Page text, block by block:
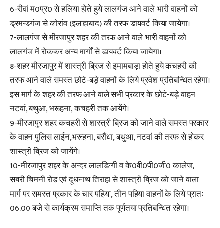
6-रीवां म0प्र0 से हलिया होते हुये लालगंज आने वाले भारी वाहनों को
ड्रमन्डगंज से कोरांव (इलाहाबाद) की तरफ डायवर्ट किया जायेगा।
7-लालगंज से मीरजापुर शहर की तरफ आने वाले भारी वाहनों को
लालगंज में रोककर अन्य मार्गों से डायवर्ट किया जायेगा।
8-शहर मीरजापुर में शास्त्री ब्रिज से इमामबाड़ा होते हुये कचहरी की
तरफ आने वाले समस्त छोटे-बड़े वाहनों के लिये प्रवेश प्रतिबन्धित रहेगा।
इस मार्ग के शहर की तरफ आने वाले सभी प्रकार के छोटे-बड़े वाहन
नटवां, बथुआ, भरूहना, कचहरी तक आयेंगे।
9-मीरजापुर शहर कचहरी से शास्त्री ब्रिज को जाने वाले समस्त प्रकार
के वाहन पुलिस लाईन,भरूहना, बरौंधा, बथुआ, नटवां की तरफ से होकर
शास्त्री ब्रिज को जायेंगे।
10-मीरजापुर शहर के अन्दर लालडिग्गी व के0बी0पी0जी0 कालेज,
सबरी चिमनी रोड एवं दूधनाथ तिराहा से शास्त्री ब्रिज को जाने वाला
मार्ग पर समस्त प्रकार के चार पहिया, तीन पहिया वाहनों के लिये प्रातः
06.00 बजे से कार्यक्रम समाप्ति तक पूर्णतया प्रतिबन्धित रहेगा।